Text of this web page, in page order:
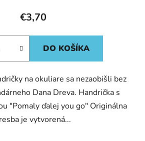
€3,70
DO KOŠÍKA
na okuliare sa nezaobišli bez
Dana Dreva. Handrička s
"Pomaly ďalej you go" Originálna
je vytvorená...